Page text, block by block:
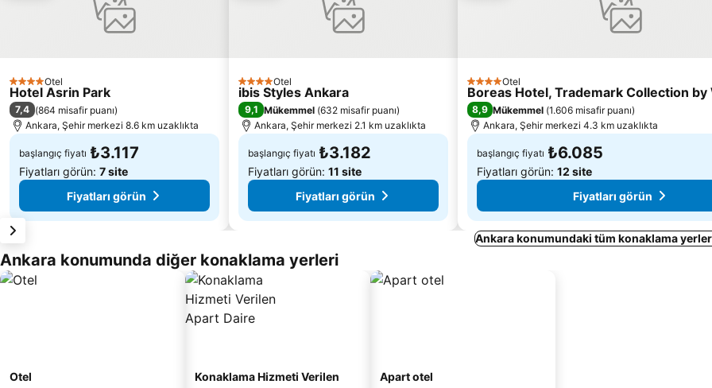
4 YıldızOtel
Hotel Asrin Park
7,4 (864 misafir puanı)
Ankara, Şehir merkezi 8.6 km uzaklıkta
başlangıç fiyatı ₺3.117
Fiyatları görün: 7 site
Fiyatları görün
4 YıldızOtel
ibis Styles Ankara
9,1 Mükemmel (632 misafir puanı)
Ankara, Şehir merkezi 2.1 km uzaklıkta
başlangıç fiyatı ₺3.182
Fiyatları görün: 11 site
Fiyatları görün
4 YıldızOtel
Boreas Hotel, Trademark Collection by
8,9 Mükemmel (1.606 misafir puanı)
Ankara, Şehir merkezi 4.3 km uzaklıkta
başlangıç fiyatı ₺6.085
Fiyatları görün: 12 site
Fiyatları görün
Ankara konumundaki tüm konaklama
Ankara konumunda diğer konaklama yerleri
Otel
Konaklama Hizmeti Verilen
Apart otel